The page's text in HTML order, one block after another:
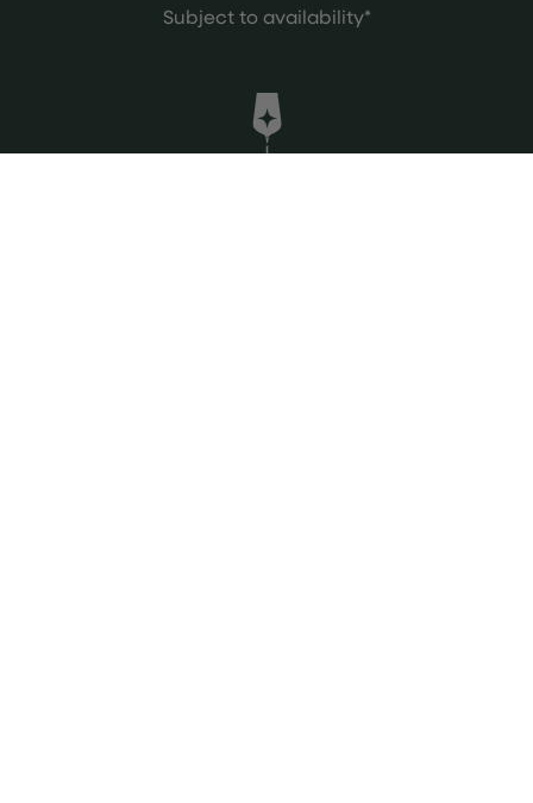
Subject to availability*